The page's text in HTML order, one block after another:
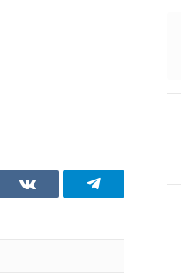
VKontakteTelegram